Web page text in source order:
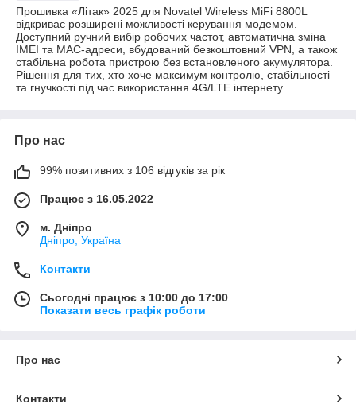
Прошивка «Літак» 2025 для Novatel Wireless MiFi 8800L
відкриває розширені можливості керування модемом.
Доступний ручний вибір робочих частот, автоматична зміна
IMEI та MAC-адреси, вбудований безкоштовний VPN, а також
стабільна робота пристрою без встановленого акумулятора.
Рішення для тих, хто хоче максимум контролю, стабільності
та гнучкості під час використання 4G/LTE інтернету.
Про нас
99% позитивних з 106 відгуків за рік
Працює з 16.05.2022
м. Дніпро
Дніпро, Україна
Контакти
Сьогодні працює з 10:00 до 17:00
Показати весь графік роботи
Про нас
Контакти